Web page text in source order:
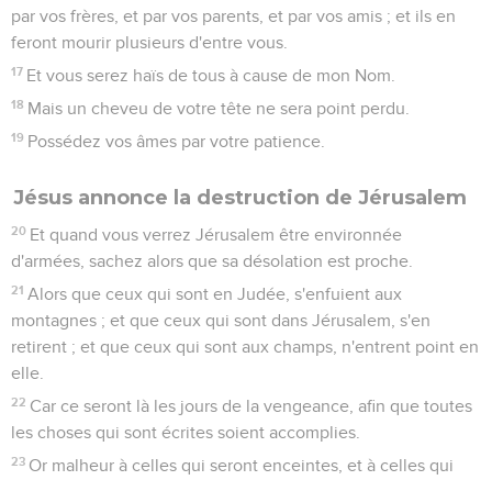
par vos frères, et par vos parents, et par vos amis ; et ils en
feront mourir plusieurs d'entre vous.
17 Et vous serez haïs de tous à cause de mon Nom.
18 Mais un cheveu de votre tête ne sera point perdu.
19 Possédez vos âmes par votre patience.
Jésus annonce la destruction de Jérusalem
20 Et quand vous verrez Jérusalem être environnée
d'armées, sachez alors que sa désolation est proche.
21 Alors que ceux qui sont en Judée, s'enfuient aux
montagnes ; et que ceux qui sont dans Jérusalem, s'en
retirent ; et que ceux qui sont aux champs, n'entrent point en
elle.
22 Car ce seront là les jours de la vengeance, afin que toutes
les choses qui sont écrites soient accomplies.
23 Or malheur à celles qui seront enceintes, et à celles qui